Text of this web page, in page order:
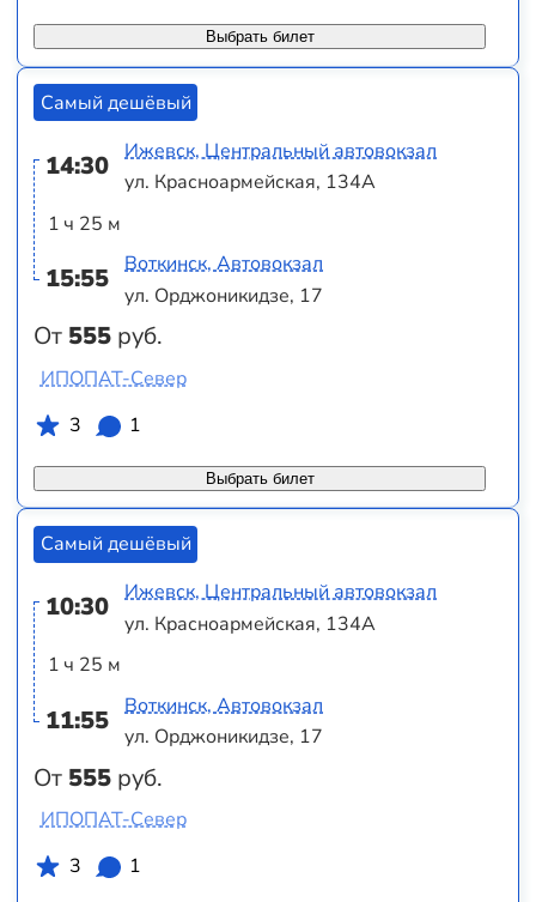
Выбрать билет
Самый дешёвый
14:30
1 ч 25 м
15:55
От 555 руб.
Ижевск, Центральный автовокзал
ул. Красноармейская, 134А
Воткинск, Автовокзал
ул. Орджоникидзе, 17
Выбрать билет
ИПОПАТ-Север
3
1
Самый дешёвый
10:30
1 ч 25 м
11:55
От 555 руб.
Ижевск, Центральный автовокзал
ул. Красноармейская, 134А
Воткинск, Автовокзал
ул. Орджоникидзе, 17
ИПОПАТ-Север
3
1